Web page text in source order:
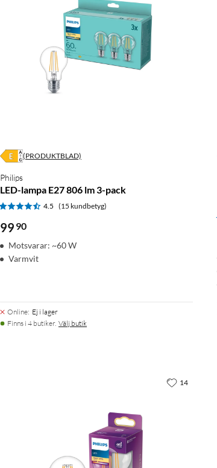
(PRODUKTBLAD)
Philips
LED-lampa E27 806 lm 3-pack
4.5 (15 kundbetyg)
99 90
Motsvarar: ~60 W
Varmvit
Online: Ej i lager
Finns i 4 butiker. Välj butik
14